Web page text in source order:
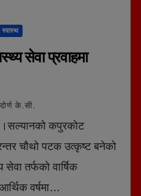
स्वास्थ
सेवा प्रवाहमा
दोर्ण के.सी.
।सल्यानको कपुरकोट
चौथो पटक उत्कृष्ट बनेको
तर्फको वार्षिक
वर्षमा…